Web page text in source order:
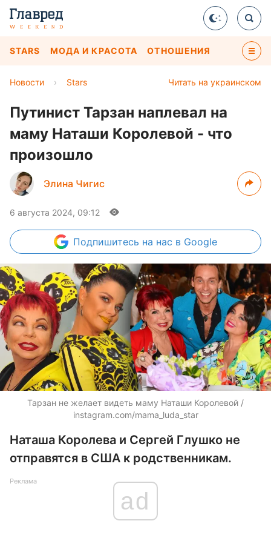
STARS МОДА И КРАСОТА ОТНОШЕНИЯ
Читать на украинском
Новости › Stars
Путинист Тарзан наплевал на
маму Наташи Королевой - что
произошло
Элина Чигис
6 августа 2024, 09:12
Подпишитесь на нас в Google
Тарзан не желает видеть маму Наташи Королевой /
instagram.com/mama_luda_star
Наташа Королева и Сергей Глушко не
отправятся в США к родственникам.
Реклама
ad